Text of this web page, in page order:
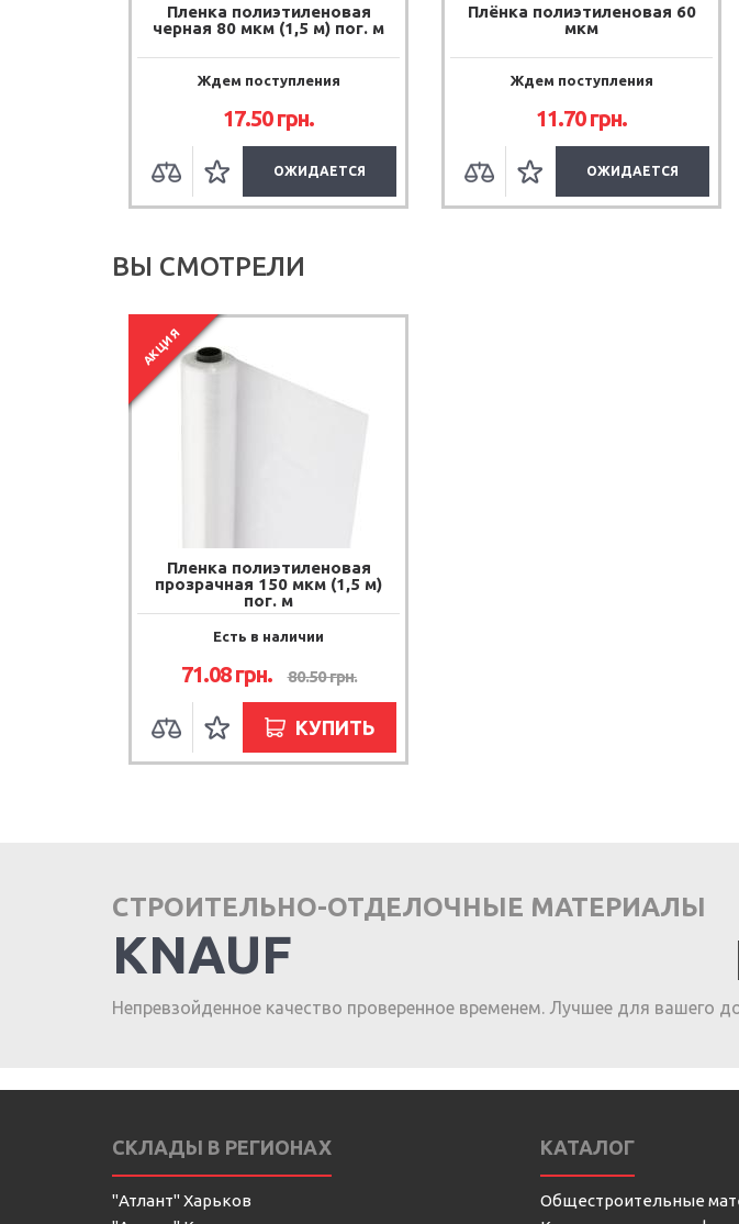
Пленка полиэтиленовая
черная 80 мкм (1,5 м) пог. м
Ждем поступления
17.50грн.
ОЖИДАЕТСЯ
Плёнка полиэтиленовая 60
мкм
Ждем поступления
11.70грн.
ОЖИДАЕТСЯ
ВЫ СМОТРЕЛИ
АКЦИЯ
Пленка полиэтиленовая
прозрачная 150 мкм (1,5 м)
пог. м
Есть в наличии
71.08грн. 80.50грн.
КУПИТЬ
СТРОИТЕЛЬНО-ОТДЕЛОЧНЫЕ МАТЕРИАЛЫ
KNAUF
Непревзойденное качество проверенное временем. Лучшее для вашего
СКЛАДЫ В РЕГИОНАХ
"Атлант" Харьков
КАТАЛОГ
Общестроительные